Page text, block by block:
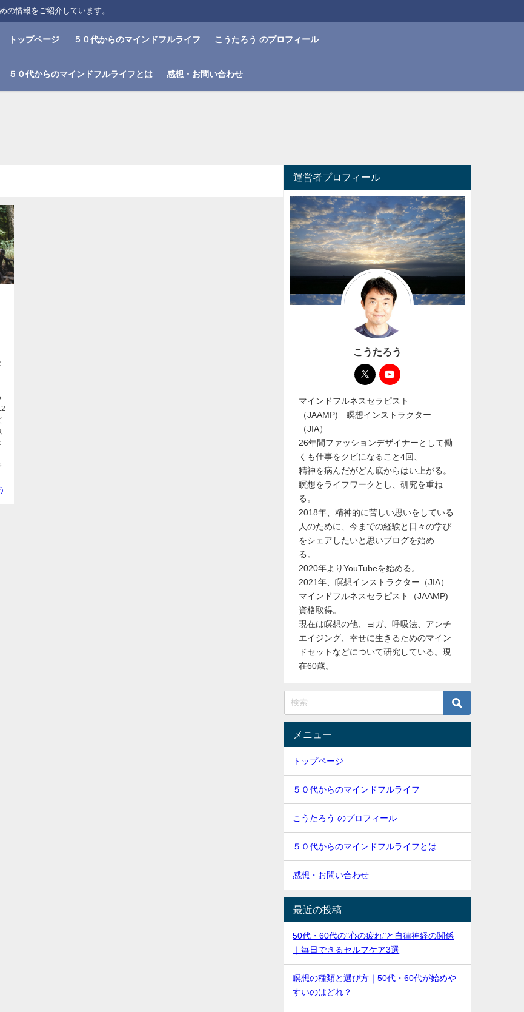
の情報をご紹介しています。
トップページ ５０代からのマインドフルライフ こうたろう のプロフィール
５０代からのマインドフルライフとは 感想・お問い合わせ
運営者プロフィール
こうたろう
マインドフルネスセラピスト
（JAAMP) 瞑想インストラクター
（JIA）
26年間ファッションデザイナーとして働
くも仕事をクビになること4回、
精神を病んだがどん底からはい上がる。
瞑想をライフワークとし、研究を重ね
る。
2018年、精神的に苦しい思いをしている
人のために、今までの経験と日々の学び
をシェアしたいと思いブログを始め
る。
2020年よりYouTubeを始める。
2021年、瞑想インストラクター（JIA）
マインドフルネスセラピスト（JAAMP)
資格取得。
現在は瞑想の他、ヨガ、呼吸法、アンチ
エイジング、幸せに生きるためのマイン
ドセットなどについて研究している。現
在60歳。
メニュー
トップページ
５０代からのマインドフルライフ
こうたろう のプロフィール
５０代からのマインドフルライフとは
感想・お問い合わせ
最近の投稿
50代・60代の"心の疲れ"と自律神経の関係
｜毎日できるセルフケア3選
瞑想の種類と選び方｜50代・60代が始めや
すいのはどれ？